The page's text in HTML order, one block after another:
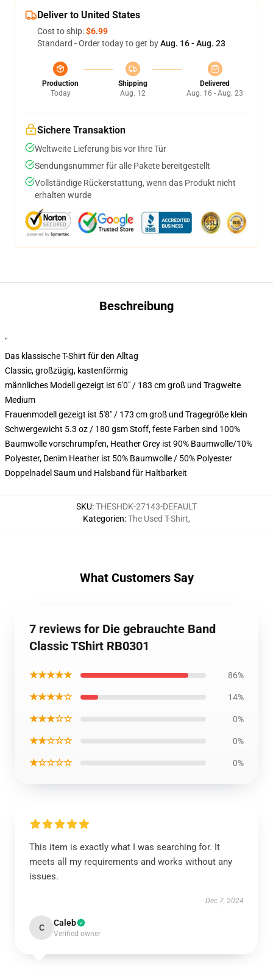
Deliver to United States
Cost to ship:$6.99
Standard - Order today to get byAug. 16 - Aug. 23
Production
Today
Shipping
Aug. 12
Delivered
Aug. 16 - Aug. 23
Sichere Transaktion
Weltweite Lieferung bis vor Ihre Tür
Sendungsnummer für alle Pakete bereitgestellt
Vollständige Rückerstattung, wenn das Produkt nicht
erhalten wurde
Beschreibung
"
Das klassische T-Shirt für den Alltag
Classic, großzügig, kastenförmig
männliches Modell gezeigt ist 6'0" / 183 cm groß und Tragweite
Medium
Frauenmodell gezeigt ist 5'8" / 173 cm groß und Tragegröße klein
Schwergewicht 5.3 oz / 180 gsm Stoff, feste Farben sind 100%
Baumwolle vorschrumpfen, Heather Grey ist 90% Baumwolle/10%
Polyester, Denim Heather ist 50% Baumwolle / 50% Polyester
Doppelnadel Saum und Halsband für Haltbarkeit
SKU:THESHDK-27143-DEFAULT
Kategorien:The Used T-Shirt,
What Customers Say
7 reviews for Die gebrauchte Band
Classic TShirt RB0301
★★★★★ 86%
★★★★☆ 14%
★★★☆☆ 0%
★★☆☆☆ 0%
★☆☆☆☆ 0%
This item is exactly what I was searching for. It
meets all my requirements and works without any
issues.
Dec 7, 2024
C Caleb
Verified owner